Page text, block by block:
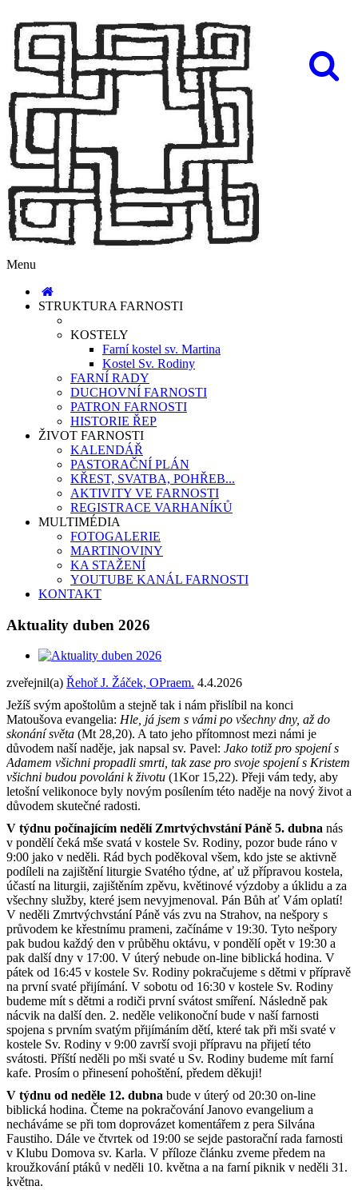
Menu
STRUKTURA FARNOSTI
KOSTELY
Farní kostel sv. Martina
Kostel Sv. Rodiny
FARNÍ RADY
DUCHOVNÍ FARNOSTI
PATRON FARNOSTI
HISTORIE ŘEP
ŽIVOT FARNOSTI
KALENDÁŘ
PASTORAČNÍ PLÁN
KŘEST, SVATBA, POHŘEB...
AKTIVITY VE FARNOSTI
REGISTRACE VARHANÍKŮ
MULTIMÉDIA
FOTOGALERIE
MARTINOVINY
KA STAŽENÍ
YOUTUBE KANÁL FARNOSTI
KONTAKT
Aktuality duben 2026
zveřejnil(a) Řehoř J. Žáček, OPraem. 4.4.2026
Ježíš svým apoštolům a stejně tak i nám přislíbil na konci
Matoušova evangelia: Hle, já jsem s vámi po všechny dny, až do
skonání světa (Mt 28,20). A tato jeho přítomnost mezi námi je
důvodem naší naděje, jak napsal sv. Pavel: Jako totiž pro spojení s
Adamem všichni propadli smrti, tak zase pro svoje spojení s Kristem
všichni budou povoláni k životu (1Kor 15,22). Přeji vám tedy, aby
letošní velikonoce byly novým posílením této naděje na nový život a
důvodem skutečné radosti.
V týdnu počínajícím nedělí Zmrtvýchvstání Páně 5. dubna nás
v pondělí čeká mše svatá v kostele Sv. Rodiny, pozor bude ráno v
9:00 jako v neděli. Rád bych poděkoval všem, kdo jste se aktivně
podíleli na zajištění liturgie Svatého týdne, ať už přípravou kostela,
účastí na liturgii, zajištěním zpěvu, květinové výzdoby a úklidu a za
všechny služby, které jsem nevyjmenoval. Pán Bůh ať Vám oplatí!
V neděli Zmrtvýchvstání Páně vás zvu na Strahov, na nešpory s
průvodem ke křestnímu prameni, začínáme v 19:30. Tyto nešpory
pak budou každý den v průběhu oktávu, v pondělí opět v 19:30 a
pak další dny v 17:00. V úterý nebude on-line biblická hodina. V
pátek od 16:45 v kostele Sv. Rodiny pokračujeme s dětmi v přípravě
na první svaté přijímání. V sobotu od 16:30 v kostele Sv. Rodiny
budeme mít s dětmi a rodiči první svátost smíření. Následně pak
nácvik na další den. 2. neděle velikonoční bude v naší farnosti
spojena s prvním svatým přijímáním dětí, které tak při mši svaté v
kostele Sv. Rodiny v 9:00 završí svoji přípravu na přijetí této
svátosti. Příští neděli po mši svaté u Sv. Rodiny budeme mít farní
kafe. Prosím o přinesení pohoštění, předem děkuji!
V týdnu od neděle 12. dubna bude v úterý od 20:30 on-line
biblická hodina. Čteme na pokračování Janovo evangelium a
necháváme se při tom doprovázet komentářem z pera Silvána
Faustiho. Dále ve čtvrtek od 19:00 se sejde pastorační rada farnosti
v Klubu Domova sv. Karla. V příloze článku zveme předem na
kroužkování ptáků v neděli 10. května a na farní piknik v neděli 31.
května.